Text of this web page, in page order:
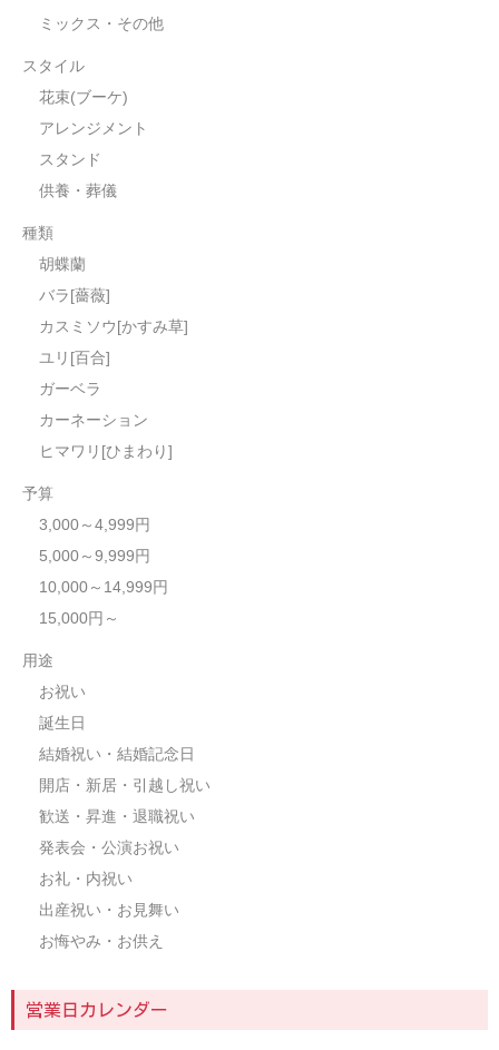
ミックス・その他
スタイル
花束(ブーケ)
アレンジメント
スタンド
供養・葬儀
種類
胡蝶蘭
バラ[薔薇]
カスミソウ[かすみ草]
ユリ[百合]
ガーベラ
カーネーション
ヒマワリ[ひまわり]
予算
3,000～4,999円
5,000～9,999円
10,000～14,999円
15,000円～
用途
お祝い
誕生日
結婚祝い・結婚記念日
開店・新居・引越し祝い
歓送・昇進・退職祝い
発表会・公演お祝い
お礼・内祝い
出産祝い・お見舞い
お悔やみ・お供え
営業日カレンダー